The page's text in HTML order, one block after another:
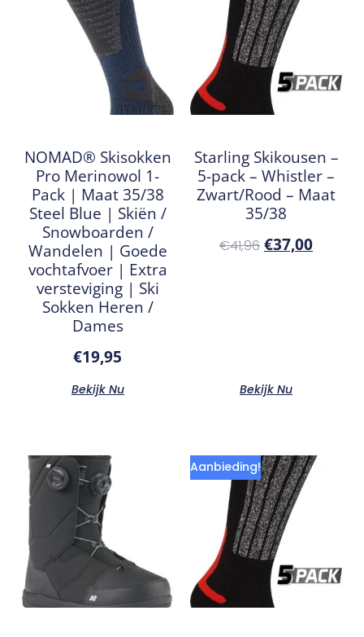
NOMAD® Skisokken
Pro Merinowol 1-
Pack | Maat 35/38
Steel Blue | Skiën /
Snowboarden /
Wandelen | Goede
vochtafvoer | Extra
versteviging | Ski
Sokken Heren /
Dames
€19,95
Bekijk Nu
Starling Skikousen –
5-pack – Whistler –
Zwart/Rood – Maat
35/38
€41,96 €37,00
Bekijk Nu
Aanbieding!